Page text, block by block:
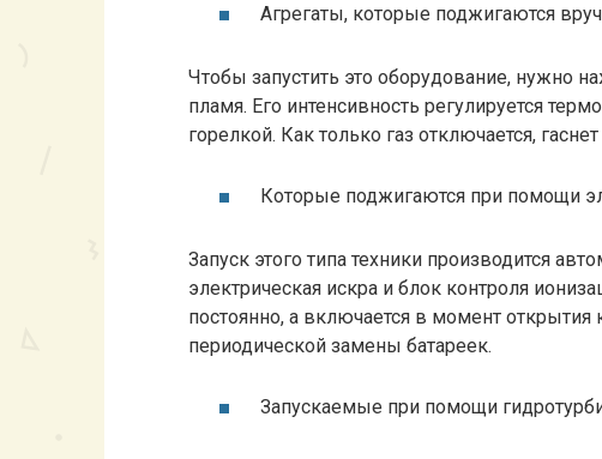
Агрегаты, которые поджигаются
Чтобы запустить это оборудование, нужно
пламя. Его интенсивность регулируется
горелкой. Как только газ отключается,
Которые поджигаются при помощи
Запуск этого типа техники производится
электрическая искра и блок контроля
постоянно, а включается в момент открытия
периодической замены батареек.
Запускаемые при помощи